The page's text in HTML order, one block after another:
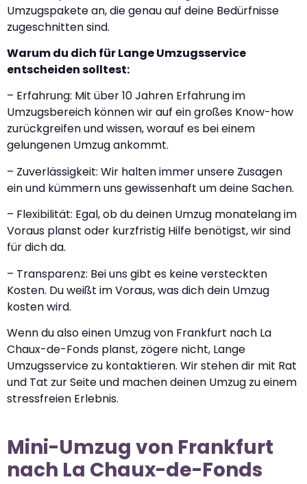
Umzugspakete an, die genau auf deine Bedürfnisse
zugeschnitten sind.
Warum du dich für Lange Umzugsservice
entscheiden solltest:
– Erfahrung: Mit über 10 Jahren Erfahrung im
Umzugsbereich können wir auf ein großes Know-how
zurückgreifen und wissen, worauf es bei einem
gelungenen Umzug ankommt.
– Zuverlässigkeit: Wir halten immer unsere Zusagen
ein und kümmern uns gewissenhaft um deine Sachen.
– Flexibilität: Egal, ob du deinen Umzug monatelang im
Voraus planst oder kurzfristig Hilfe benötigst, wir sind
für dich da.
– Transparenz: Bei uns gibt es keine versteckten
Kosten. Du weißt im Voraus, was dich dein Umzug
kosten wird.
Wenn du also einen Umzug von Frankfurt nach La
Chaux-de-Fonds planst, zögere nicht, Lange
Umzugsservice zu kontaktieren. Wir stehen dir mit Rat
und Tat zur Seite und machen deinen Umzug zu einem
stressfreien Erlebnis.
Mini-Umzug von Frankfurt
nach La Chaux-de-Fonds